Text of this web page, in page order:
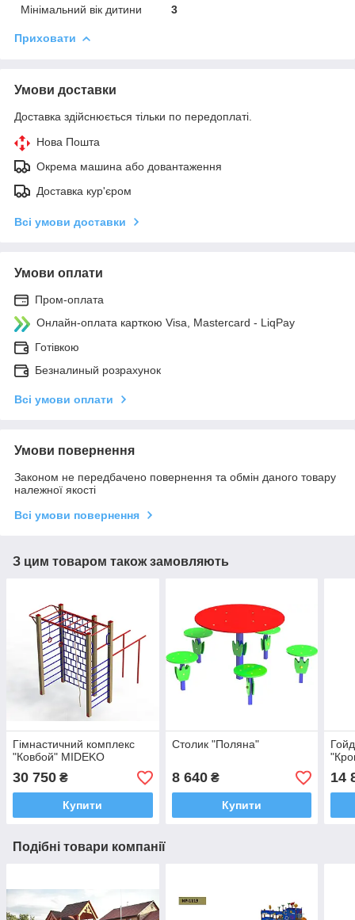
Мінімальний вік дитини
3
Приховати
Умови доставки
Доставка здійснюється тільки по передоплаті.
Нова Пошта
Окрема машина або довантаження
Доставка кур'єром
Всі умови доставки
Умови оплати
Пром-оплата
Онлайн-оплата карткою Visa, Mastercard - LiqPay
Готівкою
Безналиный розрахунок
Всі умови оплати
Умови повернення
Законом не передбачено повернення та обмін даного товару
належної якості
Всі умови повернення
З цим товаром також замовляють
Гімнастичний комплекс
"Ковбой" MIDEKO
30 750 ₴
Купити
Столик "Поляна"
8 640₴
Купити
14
Подібні товари компанії